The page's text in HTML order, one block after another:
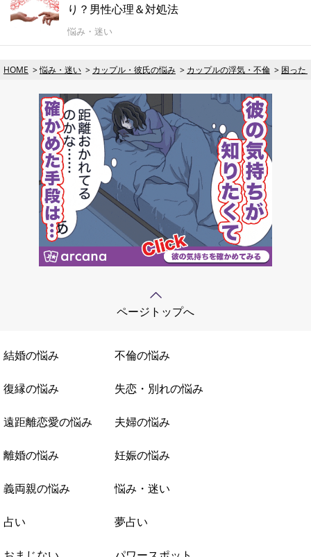
り？男性心理＆対処法
悩み・迷い
HOME 悩み・迷い カップル・彼氏の悩み カップルの浮気・不倫 困った
ページトップへ
結婚の悩み 不倫の悩み
復縁の悩み 失恋・別れの悩み
遠距離恋愛の悩み 夫婦の悩み
離婚の悩み 妊娠の悩み
義両親の悩み 悩み・迷い
占い 夢占い